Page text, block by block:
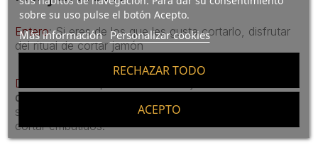
sobre su uso pulse el botón Acepto.
Más información Personalizar cookies
RECHAZAR TODO
ACEPTO
Entero: Si eres de los que les gusta cortarlo, disfrutar
del ritual de cortar jamón
Deshuesado
deshuesados
según vayas consumiendo, o tienes máquina para
cortar embutidos.